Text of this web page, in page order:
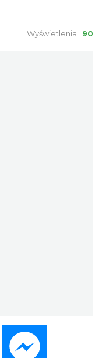
Wyświetlenia: 90
WhatsApp